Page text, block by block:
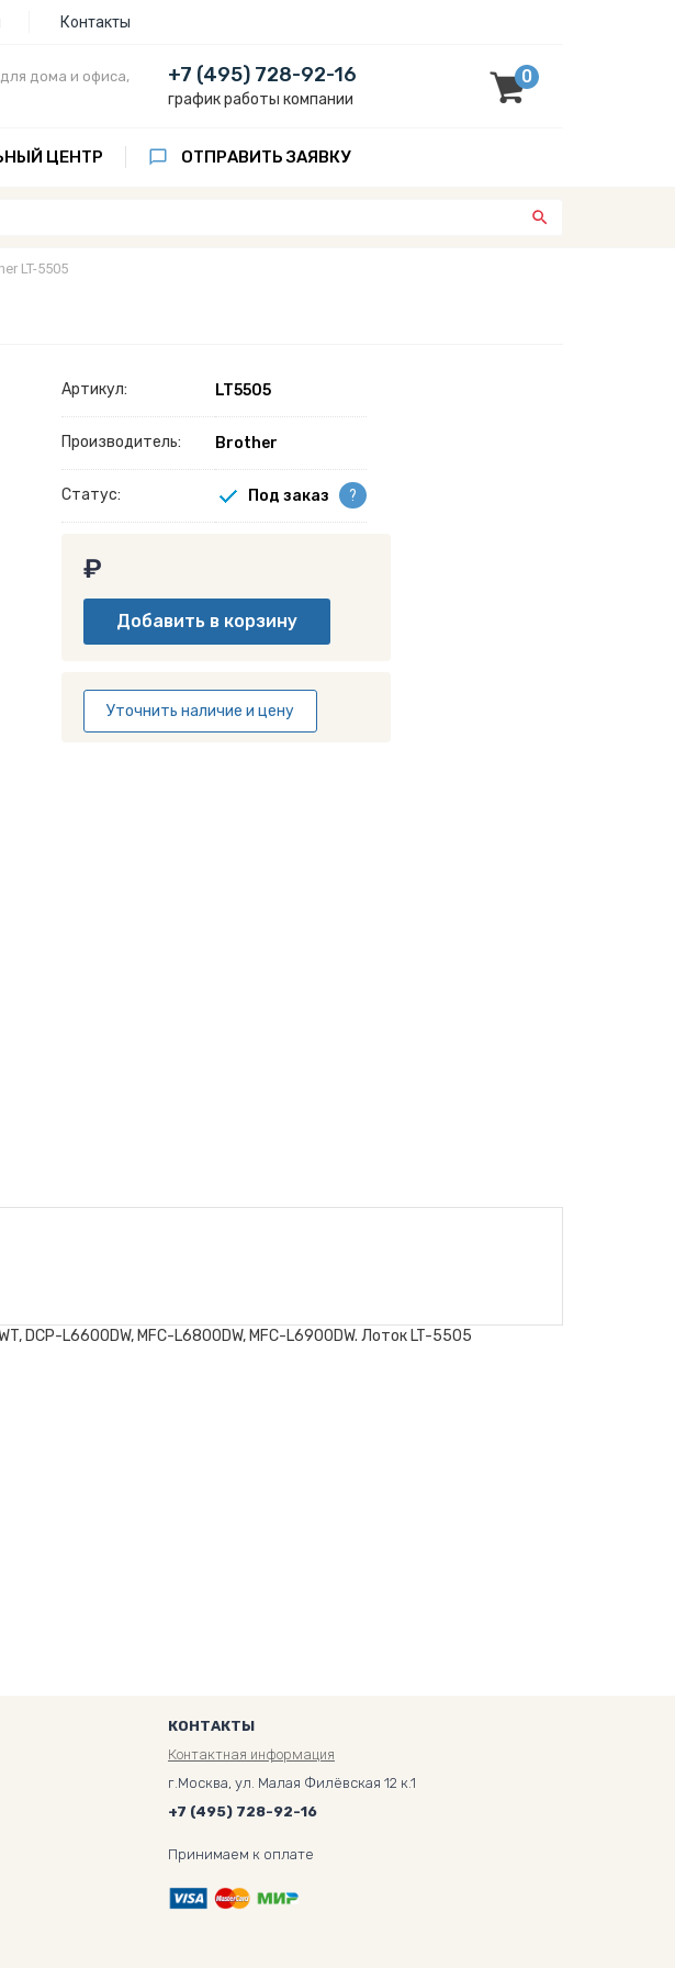
Контакты
дома и офиса,
+7 (495) 728-92-16
график работы компании
0
ЦЕНТР ОТПРАВИТЬ ЗАЯВКУ
LT-5505
Артикул: LT5505
Производитель: Brother
Статус: Под заказ ?
₽
Уточнить наличие и цену
DCP-L6600DW, MFC-L6800DW, MFC-L6900DW. Лоток LT-5505
КОНТАКТЫ
Контактная информация
г.Москва, ул. Малая Филёвская 12 к.1
+7 (495) 728-92-16
Принимаем к оплате